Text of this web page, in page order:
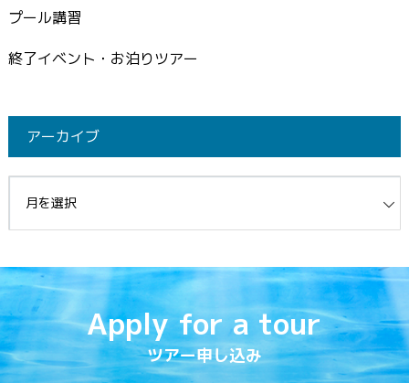
プール講習
終了イベント・お泊りツアー
アーカイブ
Apply for a tour
ツアー申し込み